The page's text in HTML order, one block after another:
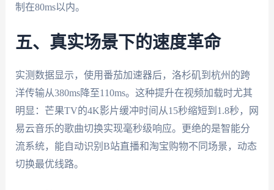
制在80ms以内。
五、真实场景下的速度革命
实测数据显示，使用番茄加速器后，洛杉矶到杭州的跨
洋传输从380ms降至110ms。这种提升在视频加载时尤其
明显：芒果TV的4K影片缓冲时间从15秒缩短到1.8秒，网
易云音乐的歌曲切换实现毫秒级响应。更绝的是智能分
流系统，能自动识别B站直播和淘宝购物不同场景，动态
切换最优线路。